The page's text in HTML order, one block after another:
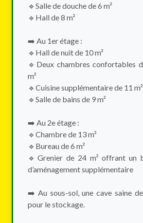
🔹Salle de douche de 6 m²
🔹Hall de 8 m²
➡️ Au 1er étage :
🔹Hall de nuit de 10 m²
🔹Deux chambres confortables
m²
🔹Cuisine supplémentaire de 11 m²
🔹Salle de bains de 9 m²
➡️ Au 2e étage :
🔹Chambre de 13 m²
🔹Bureau de 6 m²
🔹Grenier de 24 m² offrant un
d’aménagement supplémentaire
➡️ Au sous-sol, une cave saine
pour le stockage.